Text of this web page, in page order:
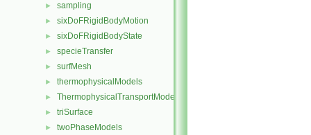
► sampling
► sixDoFRigidBodyMotion
► sixDoFRigidBodyState
► specieTransfer
► surfMesh
► thermophysicalModels
► ThermophysicalTransportModels
► triSurface
► twoPhaseModels